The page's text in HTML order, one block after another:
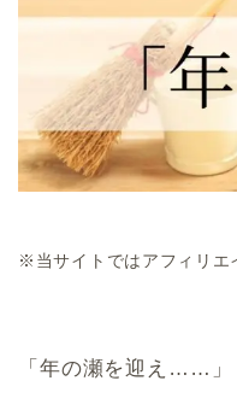
※当サイトではアフィリエ
「年の瀬を迎え……」